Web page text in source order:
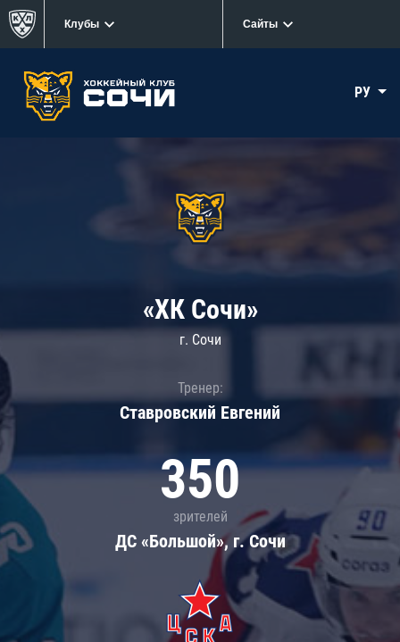
Клубы Сайты
РУ
«ХК Сочи»
г. Сочи
Тренер:
Ставровский Евгений
350
зрителей
ДС «Большой», г. Сочи